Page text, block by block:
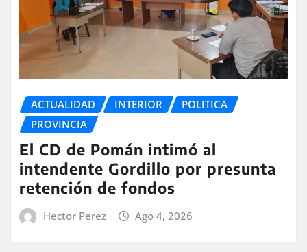
ACTUALIDAD INTERIOR
POLITICA
PROVINCIA
El CD de Pomán intimó al
intendente Gordillo por presunta
retención de fondos
Hector Perez Ago 4, 2026